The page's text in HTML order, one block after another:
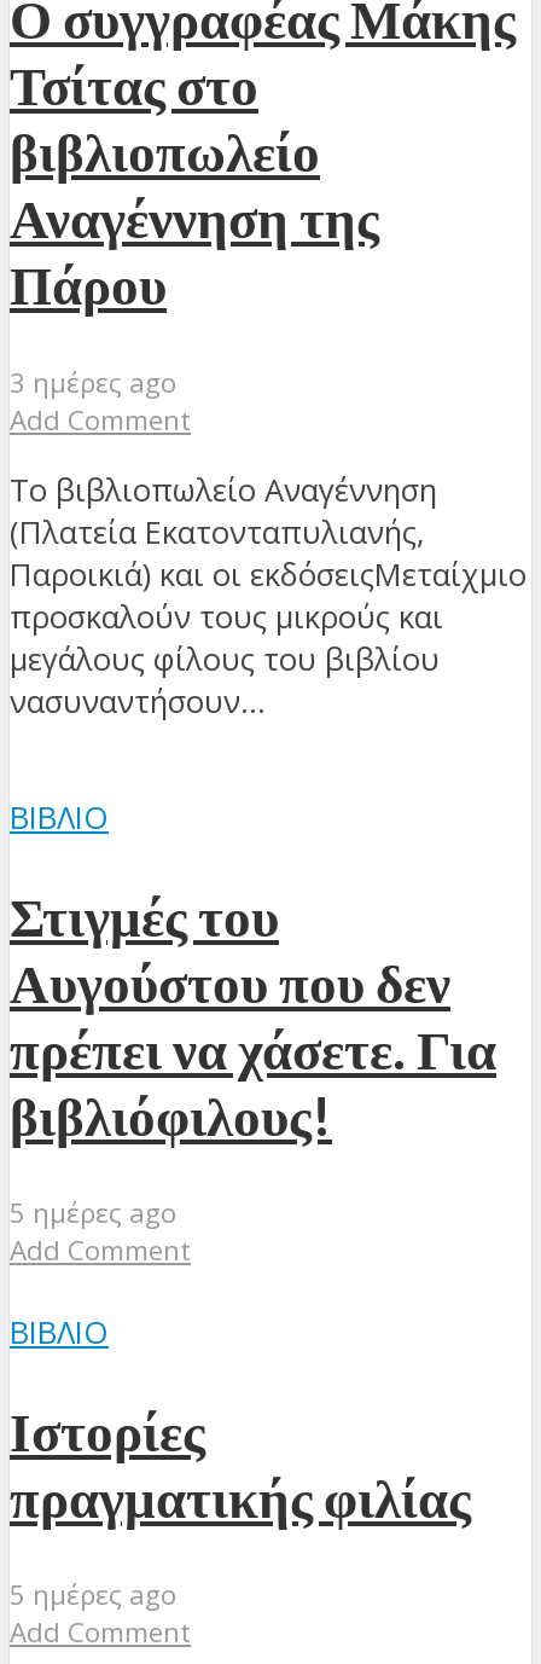
Ο συγγραφέας Μάκης
Τσίτας στο
βιβλιοπωλείο
Αναγέννηση της
Πάρου
3 ημέρες ago
Add Comment
Το βιβλιοπωλείο Αναγέννηση
(Πλατεία Εκατονταπυλιανής,
Παροικιά) και οι εκδόσειςΜεταίχμιο
προσκαλούν τους μικρούς και
μεγάλους φίλους του βιβλίου
νασυναντήσουν...
ΒΙΒΛΊΟ
Στιγμές του
Αυγούστου που δεν
πρέπει να χάσετε. Για
βιβλιόφιλους!
5 ημέρες ago
Add Comment
ΒΙΒΛΊΟ
Ιστορίες
πραγματικής φιλίας
5 ημέρες ago
Add Comment